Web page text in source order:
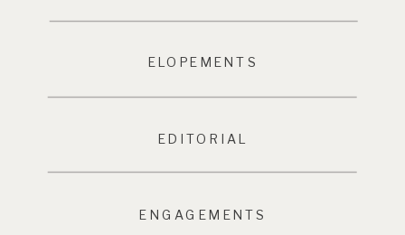
ELOPEMENTS
EDITORIAL
ENGAGEMENTS